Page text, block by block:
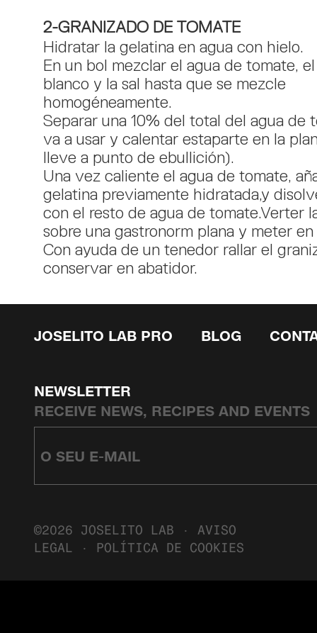
2-GRANIZADO DE TOMATE
Hidratar la gelatina en agua con hielo.
En un bol mezclar el agua de tomate,
blanco y la sal hasta que se mezcle
homogéneamente.
Separar una 10% del total del agua de
va a usar y calentar estaparte en la
lleve a punto de ebullición).
Una vez caliente el agua de tomate,
gelatina previamente hidratada,y
con el resto de agua de tomate.Verter
sobre una gastronorm plana y meter
Con ayuda de un tenedor rallar el
conservar en abatidor.
JOSELITO LAB PRO BLOG
NEWSLETTER
RECEIVE NEWS, RECIPES AND EVENTS
©2026 JOSELITO LAB · AVISO
LEGAL · POLÍTICA DE COOKIES